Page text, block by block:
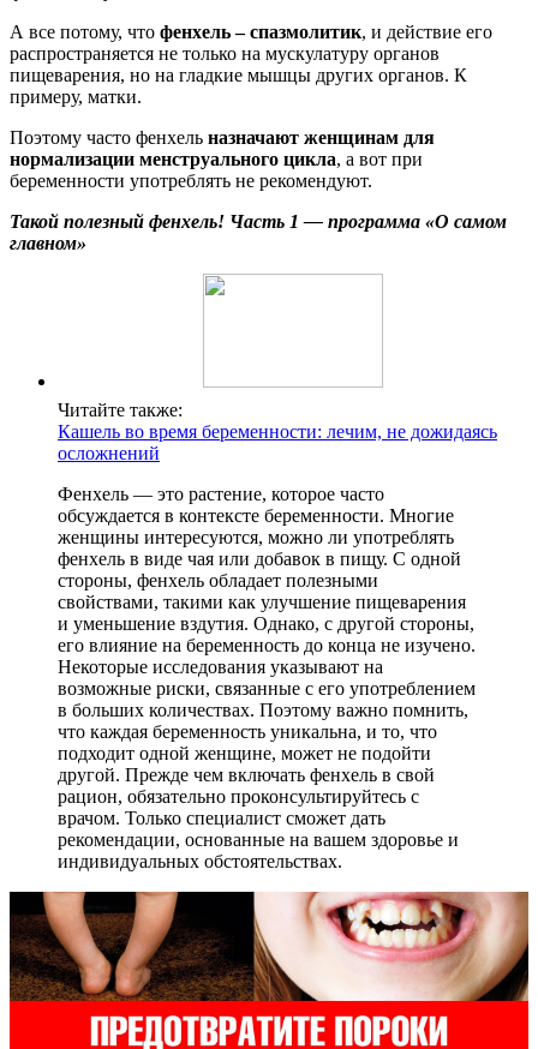
А все потому, что фенхель – спазмолитик, и действие его
распространяется не только на мускулатуру органов
пищеварения, но на гладкие мышцы других органов. К
примеру, матки.
Поэтому часто фенхель назначают женщинам для
нормализации менструального цикла, а вот при
беременности употреблять не рекомендуют.
Такой полезный фенхель! Часть 1 — программа «О самом
главном»
Читайте также:
Кашель во время беременности: лечим, не дожидаясь
осложнений
Фенхель — это растение, которое часто
обсуждается в контексте беременности. Многие
женщины интересуются, можно ли употреблять
фенхель в виде чая или добавок в пищу. С одной
стороны, фенхель обладает полезными
свойствами, такими как улучшение пищеварения
и уменьшение вздутия. Однако, с другой стороны,
его влияние на беременность до конца не изучено.
Некоторые исследования указывают на
возможные риски, связанные с его употреблением
в больших количествах. Поэтому важно помнить,
что каждая беременность уникальна, и то, что
подходит одной женщине, может не подойти
другой. Прежде чем включать фенхель в свой
рацион, обязательно проконсультируйтесь с
врачом. Только специалист сможет дать
рекомендации, основанные на вашем здоровье и
индивидуальных обстоятельствах.